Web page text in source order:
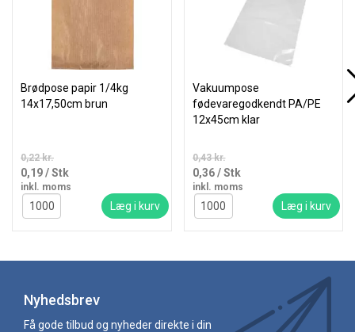
Brødpose papir 1/4kg
14x17,50cm brun
0,22 kr.
0,19/ Stk
inkl. moms
Læg i kurv
Vakuumpose
fødevaregodkendt PA/PE
12x45cm klar
0,43 kr.
0,36/ Stk
inkl. moms
Læg i kurv
Nyhedsbrev
Få gode tilbud og nyheder direkte i din